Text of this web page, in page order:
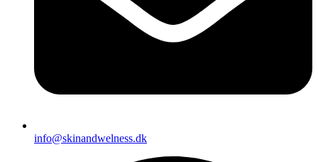
info@skinandwelness.dk